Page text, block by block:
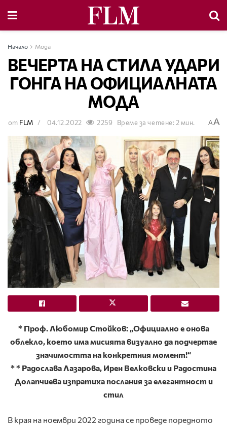
Начало Мода
ВЕЧЕРТА НА СТИЛА УДАРИ
ГОНГА НА ОФИЦИАЛНАТА
МОДА
от FLM 04.12.2022 2259 Време за четене: 2 мин. AA
* Проф. Любомир Стойков: „Официално е онова
облекло, което има мисията визуално да подчертае
значимостта на конкретния момент!“
* * Радослава Лазарова, Ирен Велковски и Радостина
Долапчиева изпратиха послания за елегантност и
стил
В края на ноември 2022 година се проведе поредното